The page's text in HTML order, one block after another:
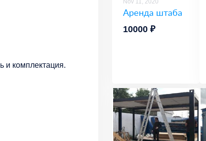
и комплектация.
Nov 11, 2020
Аренда штаба
10000 ₽